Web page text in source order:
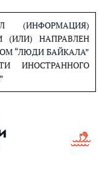
(ИНФОРМАЦИЯ)
(ИЛИ) НАПРАВЛЕН
“ЛЮДИ БАЙКАЛА”
ИНОСТРАННОГО